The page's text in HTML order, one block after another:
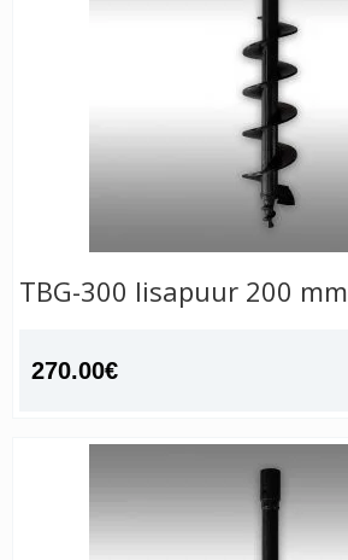
TBG-300 lisapuur 200 mm
270.00€